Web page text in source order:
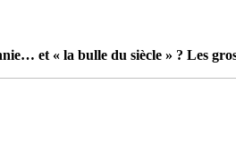
et « la bulle du siècle » ? Les